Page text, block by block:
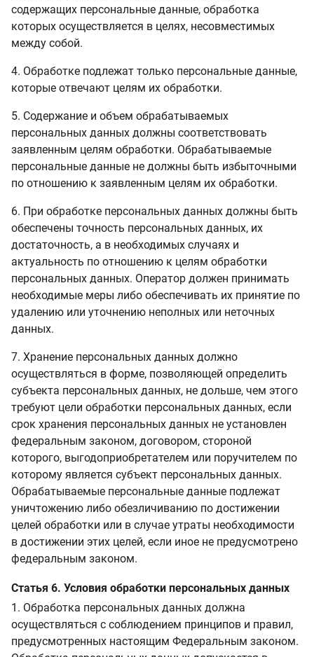
содержащих персональные данные, обработка
которых осуществляется в целях, несовместимых
между собой.
4. Обработке подлежат только персональные данные,
которые отвечают целям их обработки.
5. Содержание и объем обрабатываемых
персональных данных должны соответствовать
заявленным целям обработки. Обрабатываемые
персональные данные не должны быть избыточными
по отношению к заявленным целям их обработки.
6. При обработке персональных данных должны быть
обеспечены точность персональных данных, их
достаточность, а в необходимых случаях и
актуальность по отношению к целям обработки
персональных данных. Оператор должен принимать
необходимые меры либо обеспечивать их принятие по
удалению или уточнению неполных или неточных
данных.
7. Хранение персональных данных должно
осуществляться в форме, позволяющей определить
субъекта персональных данных, не дольше, чем этого
требуют цели обработки персональных данных, если
срок хранения персональных данных не установлен
федеральным законом, договором, стороной
которого, выгодоприобретателем или поручителем по
которому является субъект персональных данных.
Обрабатываемые персональные данные подлежат
уничтожению либо обезличиванию по достижении
целей обработки или в случае утраты необходимости
в достижении этих целей, если иное не предусмотрено
федеральным законом.
Статья 6. Условия обработки персональных данных
1. Обработка персональных данных должна
осуществляться с соблюдением принципов и правил,
предусмотренных настоящим Федеральным законом.